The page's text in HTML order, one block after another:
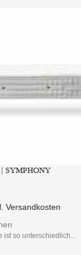
SYMPHONY
Versandkosten
ist so unterschiedlich...